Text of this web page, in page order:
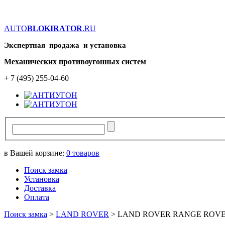
AUTOBLOKIRATOR.RU
Экспертная продажа и установка
Механических противоугонных систем
+ 7 (495) 255-04-60
в Вашей корзине: 0 товаров
Поиск замка
Установка
Доставка
Оплата
Поиск замка > LAND ROVER > LAND ROVER RANGE